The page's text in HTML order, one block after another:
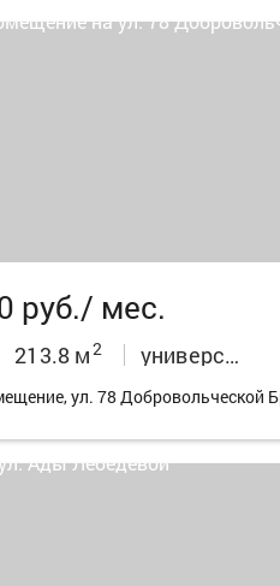
руб./ мес.
213.8 м2 универсальное неж.пом.